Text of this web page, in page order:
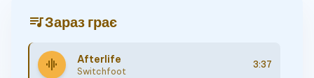
queue_musicЗараз грає
graphic_eq Afterlife
Switchfoot
3:37